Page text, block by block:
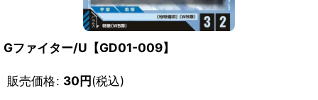
Gファイター/U【GD01-009】
販売価格: 30円(税込)